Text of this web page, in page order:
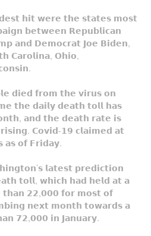
𝗵𝗶𝘁 𝘄𝗲𝗿𝗲 𝘁𝗵𝗲 𝘀𝘁𝗮𝘁𝗲𝘀 𝗺𝗼𝘀𝘁
𝗯𝗲𝘁𝘄𝗲𝗲𝗻 𝗥𝗲𝗽𝘂𝗯𝗹𝗶𝗰𝗮𝗻
𝗮𝗻𝗱 𝗗𝗲𝗺𝗼𝗰𝗿𝗮𝘁 𝗝𝗼𝗲 𝗕𝗶𝗱𝗲𝗻,
𝗖𝗮𝗿𝗼𝗹𝗶𝗻𝗮, 𝗢𝗵𝗶𝗼,
𝗱𝗶𝗲𝗱 𝗳𝗿𝗼𝗺 𝘁𝗵𝗲 𝘃𝗶𝗿𝘂𝘀 𝗼𝗻
𝘁𝗵𝗲 𝗱𝗮𝗶𝗹𝘆 𝗱𝗲𝗮𝘁𝗵 𝘁𝗼𝗹𝗹 𝗵𝗮𝘀
𝗮𝗻𝗱 𝘁𝗵𝗲 𝗱𝗲𝗮𝘁𝗵 𝗿𝗮𝘁𝗲 𝗶𝘀
𝗖𝗼𝘃𝗶𝗱-𝟭𝟵 𝗰𝗹𝗮𝗶𝗺𝗲𝗱 𝗮𝘁
𝗼𝗳 𝗙𝗿𝗶𝗱𝗮𝘆.
𝗹𝗮𝘁𝗲𝘀𝘁 𝗽𝗿𝗲𝗱𝗶𝗰𝘁𝗶𝗼𝗻
𝘁𝗼𝗹𝗹, 𝘄𝗵𝗶𝗰𝗵 𝗵𝗮𝗱 𝗵𝗲𝗹𝗱 𝗮𝘁 𝗮
𝟮𝟮,𝟬𝟬𝟬 𝗳𝗼𝗿 𝗺𝗼𝘀𝘁 𝗼𝗳
𝗻𝗲𝘅𝘁 𝗺𝗼𝗻𝘁𝗵 𝘁𝗼𝘄𝗮𝗿𝗱𝘀 𝗮
𝟳𝟮,𝟬𝟬𝟬 𝗶𝗻 𝗝𝗮𝗻𝘂𝗮𝗿𝘆.